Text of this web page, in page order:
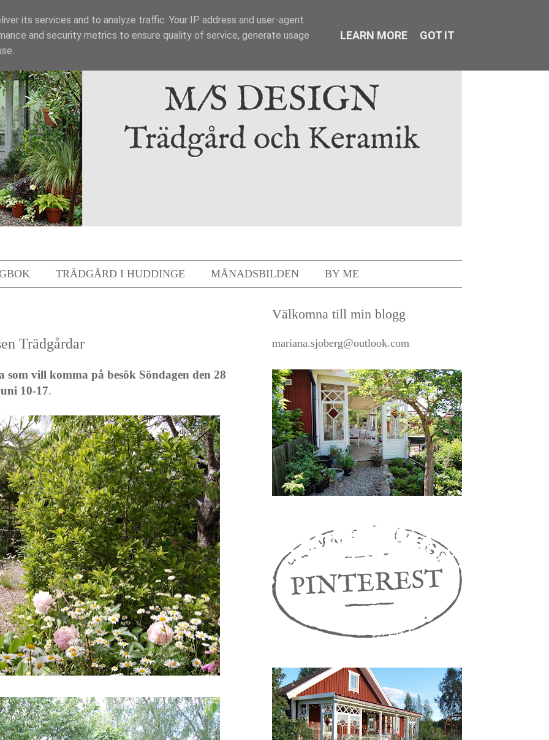
TRÄDGÅRD I HUDDINGE MÅNADSBILDEN BY ME
Trädgårdar
vill komma på besök Söndagen den 28
10-17.
Välkomna till min blogg
mariana.sjoberg@outlook.com
its services and to analyze traffic. Your IP address and user-agent
and security metrics to ensure quality of service, generate usage
LEARN MORE GOT IT